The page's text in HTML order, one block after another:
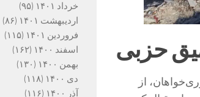
حزبی
از
خرداد ۱۴۰۱
(۹۵)
اردیبهشت ۱۴۰۱
(۸۶)
فروردین ۱۴۰۱
(۱۱۵)
اسفند ۱۴۰۰
(۱۶۲)
بهمن ۱۴۰۰
(۱۳۰)
دی ۱۴۰۰
(۱۱۸)
آذر ۱۴۰۰
(۱۱۶)